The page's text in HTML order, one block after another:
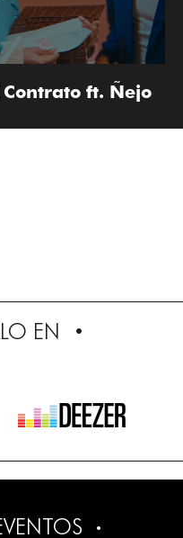
Contrato ft. Ñejo
EN